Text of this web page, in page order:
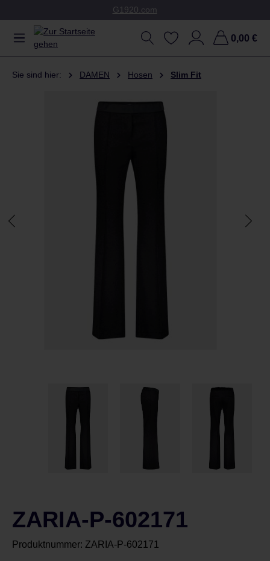
G1920.com
0,00 €
Sie sind hier: DAMEN Hosen Slim Fit
ZARIA-P-602171
Produktnummer: ZARIA-P-602171